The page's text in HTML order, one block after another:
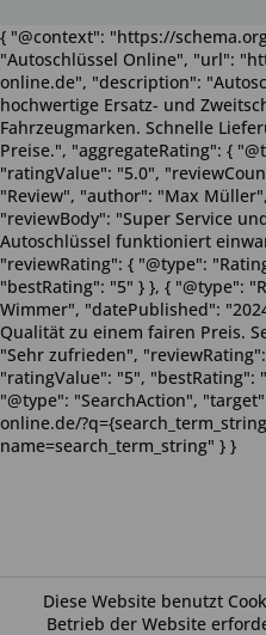
Diese Website benutzt
Betrieb der Website
{ "@context": "https://
"Autoschlüssel Online", "url":
online.de", "description":
hochwertige Ersatz- und
Fahrzeugmarken. Schnelle
Preise.", "aggregateRating": {
"ratingValue": "5.0",
"Review", "author": "Max
"reviewBody": "Super Service
Autoschlüssel funktioniert
"reviewRating": { "@type":
"bestRating": "5" } }, { "@type":
Wimmer", "datePublished":
Qualität zu einem fairen Preis.
"Sehr zufrieden",
"ratingValue": "5", "bestRating":
"@type": "SearchAction",
online.de/
name=search_term_string" } }